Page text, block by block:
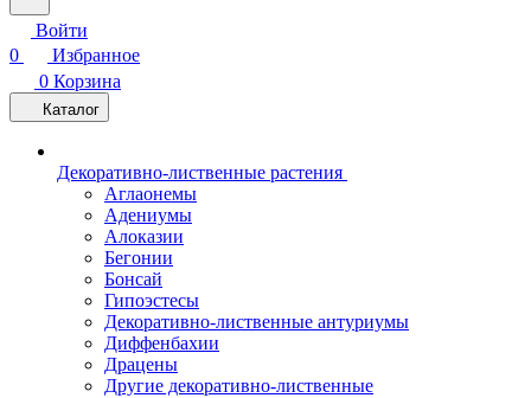
Войти
0
Избранное
0 Корзина
Каталог
Декоративно-лиственные растения
Аглаонемы
Адениумы
Алоказии
Бегонии
Бонсай
Гипоэстесы
Декоративно-лиственные антуриумы
Диффенбахии
Драцены
Другие декоративно-лиственные